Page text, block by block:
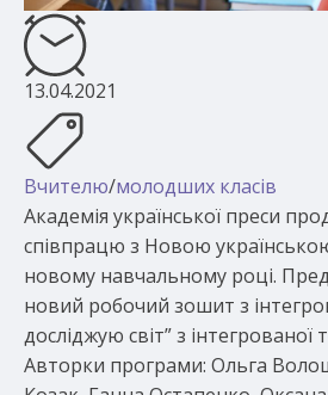
13.04.2021
Вчителю/молодших класів
Академія української преси
співпрацю з Новою
новому навчальному році.
новий робочий зошит з
досліджую світ” з інтегрованої
Авторки програми: Ольга